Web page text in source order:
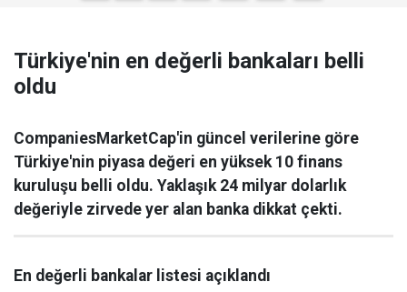
Türkiye'nin en değerli bankaları belli
oldu
CompaniesMarketCap'in güncel verilerine göre
Türkiye'nin piyasa değeri en yüksek 10 finans
kuruluşu belli oldu. Yaklaşık 24 milyar dolarlık
değeriyle zirvede yer alan banka dikkat çekti.
En değerli bankalar listesi açıklandı